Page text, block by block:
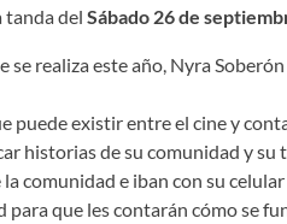
tanda del Sábado 26 de
se realiza este año, Nyra
puede existir entre el cine y
historias de su comunidad y
comunidad e iban con su
para que les contarán cómo se